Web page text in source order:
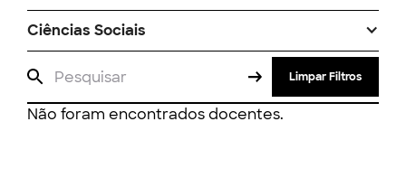
Ciências Sociais
Limpar Filtros
Não foram encontrados docentes.